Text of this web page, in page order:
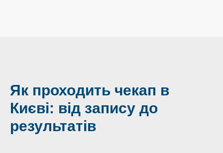
Як проходить чекап в
Києві: від запису до
результатів